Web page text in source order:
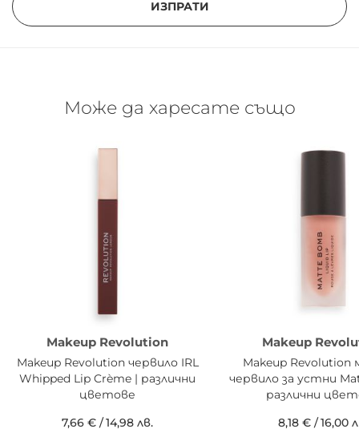
ИЗПРАТИ
Може да харесате също
Makeup Revolution
Makeup Revolution червило IRL
Whipped Lip Crème | различни
цветове
7,66 € /14,98 лв.
Makeup
Makeup
червило за устни
различни
8,18 € /16,00